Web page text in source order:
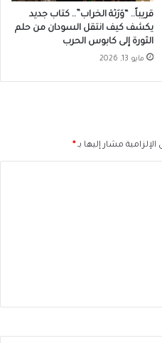
قريباً.. “وَرَثة الخراب”.. كتاب جديد
يكشف كيف انتقل السودان من حلم
الثورة إلى كابوس الحرب
مايو 13, 2026
الإلزامية مشار إليها بـ*